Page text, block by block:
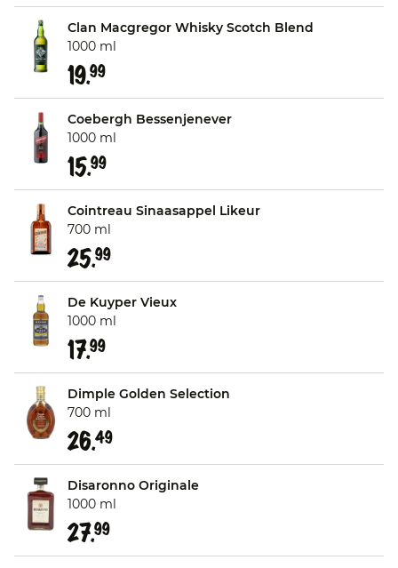
Clan Macgregor Whisky Scotch Blend
1000 ml
19.99
Coebergh Bessenjenever
1000 ml
15.99
Cointreau Sinaasappel Likeur
700 ml
25.99
De Kuyper Vieux
1000 ml
17.99
Dimple Golden Selection
700 ml
26.49
Disaronno Originale
1000 ml
27.99